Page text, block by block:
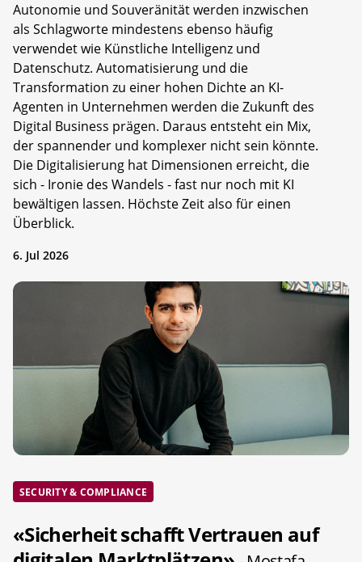
Autonomie und Souveränität werden inzwischen
als Schlagworte mindestens ebenso häufig
verwendet wie Künstliche Intelligenz und
Datenschutz. Automatisierung und die
Transformation zu einer hohen Dichte an KI-
Agenten in Unternehmen werden die Zukunft des
Digital Business prägen. Daraus entsteht ein Mix,
der spannender und komplexer nicht sein könnte.
Die Digitalisierung hat Dimensionen erreicht, die
sich - Ironie des Wandels - fast nur noch mit KI
bewältigen lassen. Höchste Zeit also für einen
Überblick.
6. Jul 2026
SECURITY & COMPLIANCE
«Sicherheit schafft Vertrauen auf